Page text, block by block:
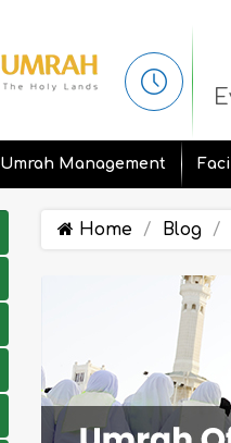
Umrah Management
Home Blog